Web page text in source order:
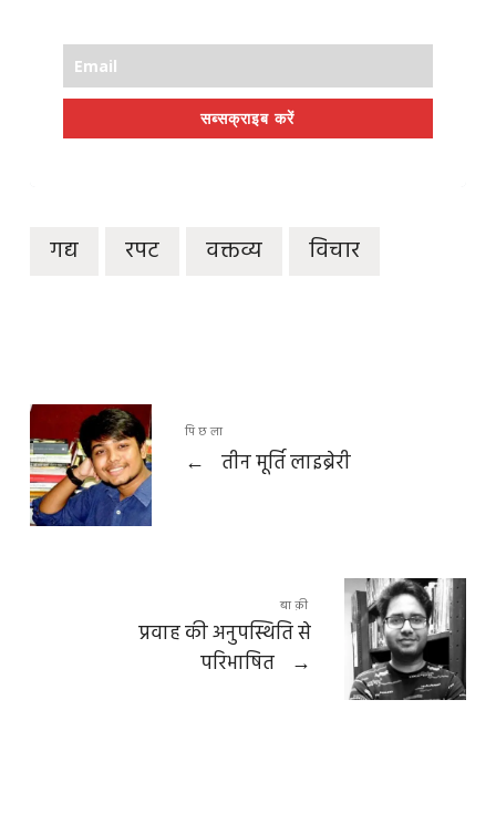
सब्सक्राइब करें
गद्य रपट वक्तव्य विचार
पिछला
← तीन मूर्ति लाइब्रेरी
बाक़ी
प्रवाह की अनुपस्थिति से
परिभाषित
→